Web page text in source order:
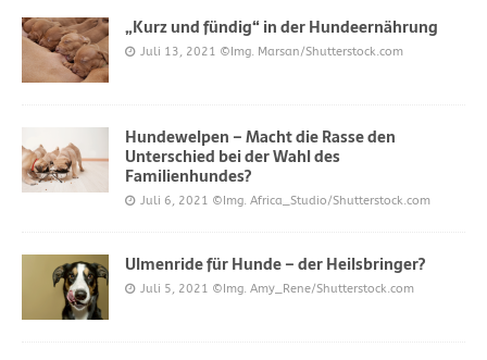
„Kurz und fündig“ in der Hundeernährung
Juli 13, 2021 ©Img. Marsan/Shutterstock.com
Hundewelpen – Macht die Rasse den
Unterschied bei der Wahl des
Familienhundes?
Juli 6, 2021 ©Img. Africa_Studio/Shutterstock.com
Ulmenride für Hunde – der Heilsbringer?
Juli 5, 2021 ©Img. Amy_Rene/Shutterstock.com